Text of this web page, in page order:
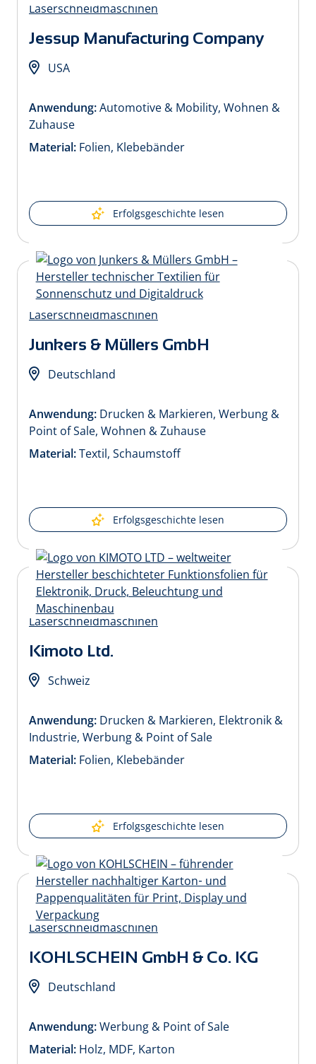
Jessup Manufacturing Company
USA
Anwendung:Automotive & Mobility, Wohnen &
Zuhause
Material: Folien, Klebebänder
Erfolgsgeschichte lesen
Junkers & Müllers GmbH
Deutschland
Anwendung: Drucken & Markieren, Werbung &
Point of Sale, Wohnen & Zuhause
Material:Textil, Schaumstoff
Erfolgsgeschichte lesen
Kimoto Ltd.
Schweiz
Anwendung: Drucken & Markieren, Elektronik &
Industrie, Werbung & Point of Sale
Material: Folien, Klebebänder
Erfolgsgeschichte lesen
KOHLSCHEIN GmbH & Co. KG
Deutschland
Anwendung:Werbung & Point of Sale
Material: Holz, MDF, Karton